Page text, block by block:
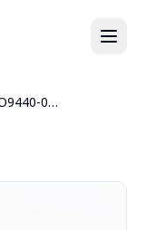
OAKLEY CLIFDEN OO9440-0156